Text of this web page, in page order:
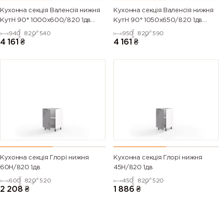
Кухонна секція Валенсія нижня
КутН 90° 1000х600/820 1дв
(Білий/Напівмат Білий 9003)
940 820 540
4 161 ₴
Кухонна секція Валенсія нижня
КутН 90° 1050х650/820 1дв
(Білий/Напівмат Білий 9003)
950 820 590
4 161 ₴
Кухонна секція Глорі нижня
60Н/820 1дв
600 820 520
2 208 ₴
Кухонна секція Глорі нижня
45Н/820 1дв
450 820 520
1 886 ₴